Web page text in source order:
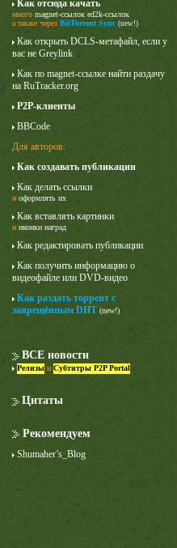
Как отсюда качать
много magnet-ссылок ed2k-ссылок
а также через BitTorrent Sync (new!)
Как открыть DCLS-метафайл, если у
вас не Greylink
Как по magnet-ссылке найти раздачу
на RuTracker.org
P2P-клиенты
BBCode
Для авторов:
Как создавать публикации
Как делать ссылки
и оформлять их
Как вставлять картинки
и иконки наград
Как редактировать публикации
Как получить информацию о
видеофайле или DVD-видео
Как раздать торрент с
запрещённым DHT (new!)
ВСЕ новости
Релизы и Субтитры P2P Portal
Цитаты
Рекомендуем
Shumaher’s_Blog